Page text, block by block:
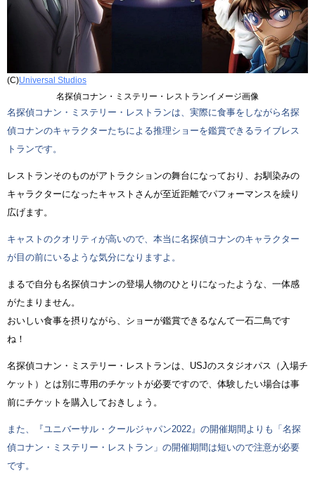
(C)Universal Studios
名探偵コナン・ミステリー・レストランイメージ画像
名探偵コナン・ミステリー・レストランは、実際に食事をしながら名探
偵コナンのキャラクターたちによる推理ショーを鑑賞できるライブレス
トランです。
レストランそのものがアトラクションの舞台になっており、お馴染みの
キャラクターになったキャストさんが至近距離でパフォーマンスを繰り
広げます。
キャストのクオリティが高いので、本当に名探偵コナンのキャラクター
が目の前にいるような気分になりますよ。
まるで自分も名探偵コナンの登場人物のひとりになったような、一体感
がたまりません。
おいしい食事を摂りながら、ショーが鑑賞できるなんて一石二鳥です
ね！
名探偵コナン・ミステリー・レストランは、USJのスタジオパス（入場チ
ケット）とは別に専用のチケットが必要ですので、体験したい場合は事
前にチケットを購入しておきしょう。
また、『ユニバーサル・クールジャパン2022』の開催期間よりも「名探
偵コナン・ミステリー・レストラン」の開催期間は短いので注意が必要
です。